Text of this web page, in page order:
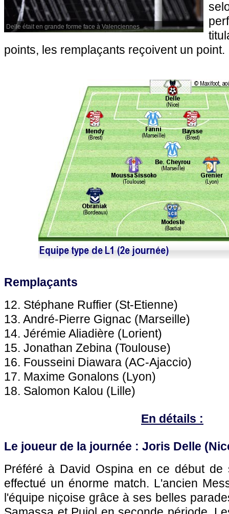
Delle était en grande forme face à Valenciennes
points, les remplaçants reçoivent un point.
Remplaçants
12. Stéphane Ruffier (St-Etienne)
13. André-Pierre Gignac (Marseille)
14. Jérémie Aliadière (Lorient)
15. Jonathan Zebina (Toulouse)
16. Fousseini Diawara (AC-Ajaccio)
17. Maxime Gonalons (Lyon)
18. Salomon Kalou (Lille)
En détails :
Le joueur de la journée : Joris Delle (
Préféré à David Ospina en ce début de
effectué un énorme match. L'ancien
l'équipe niçoise grâce à ses belles